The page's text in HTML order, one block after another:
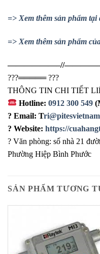
=> Xem thêm sản phẩm tại
=> Xem thêm sản phẩm
——————–//
???═════???
THÔNG TIN CHI TIẾT
Hotline:0912 300 549
? Email: T
? Website: https://
? Văn phòng: số nhà 21
Phường Hiệp Bình Phước
SẢN PHẨM TƯƠNG